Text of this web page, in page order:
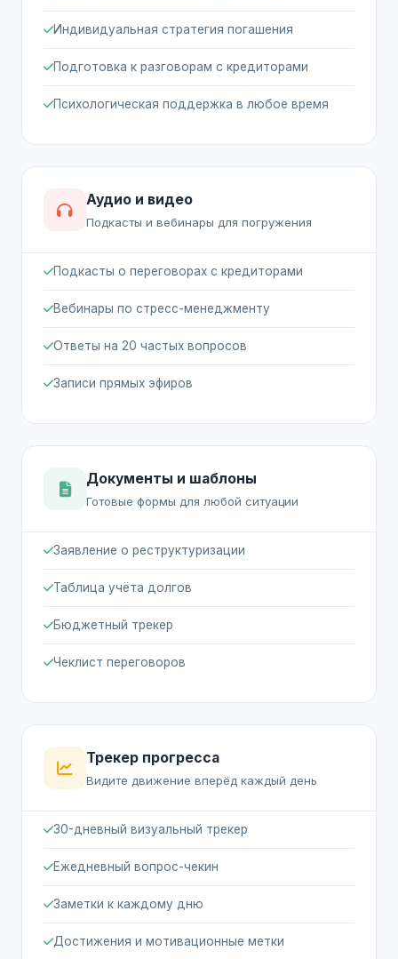
Индивидуальная стратегия погашения
Подготовка к разговорам с кредиторами
Психологическая поддержка в любое время
Аудио и видео
Подкасты и вебинары для погружения
Подкасты о переговорах с кредиторами
Вебинары по стресс-менеджменту
Ответы на 20 частых вопросов
Записи прямых эфиров
Документы и шаблоны
Готовые формы для любой ситуации
Заявление о реструктуризации
Таблица учёта долгов
Бюджетный трекер
Чеклист переговоров
Трекер прогресса
Видите движение вперёд каждый день
30-дневный визуальный трекер
Ежедневный вопрос-чекин
Заметки к каждому дню
Достижения и мотивационные метки